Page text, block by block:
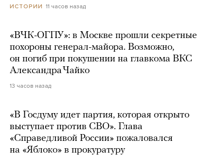
ИСТОРИИ 11 часов назад
«ВЧК-ОГПУ»: в Москве прошли секретные
похороны генерал-майора. Возможно,
он погиб при покушении на главкома ВКС
Александра Чайко
13 часов назад
«В Госдуму идет партия, которая открыто
выступает против СВО». Глава
«Справедливой России» пожаловался
на «Яблоко» в прокуратуру